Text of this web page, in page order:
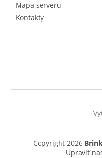
Mapa serveru
Kontakty
Copyright 2026 Brink
Upraviť